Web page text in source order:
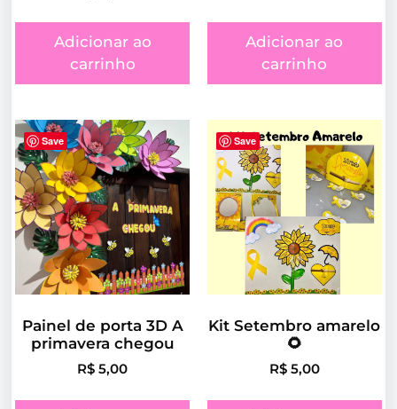
Adicionar ao
carrinho
Adicionar ao
carrinho
Save
Painel de porta 3D A
primavera chegou
R$ 5,00
Save
Kit Setembro amarelo
🌻
R$5,00